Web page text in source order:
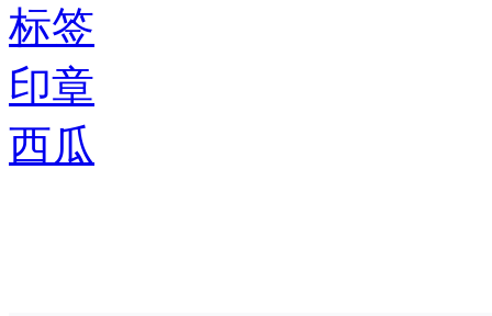
标签
印章
西瓜